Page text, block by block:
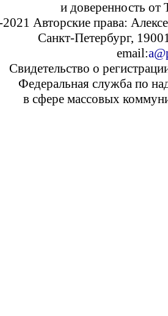
и доверенность от
Авторские права:
Санкт-Петербург,
email:
Свидетельство о
Федеральная служба по
в сфере массовых